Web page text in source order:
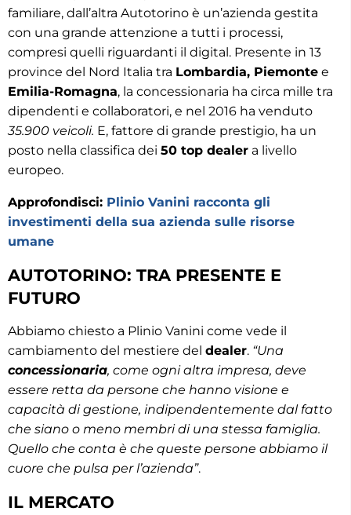
familiare, dall’altra Autotorino è un’azienda gestita
con una grande attenzione a tutti i processi,
compresi quelli riguardanti il digital. Presente in 13
province del Nord Italia tra Lombardia, Piemonte e
Emilia-Romagna, la concessionaria ha circa mille tra
dipendenti e collaboratori, e nel 2016 ha venduto
35.900 veicoli. E, fattore di grande prestigio, ha un
posto nella classifica dei 50 top dealer a livello
europeo.
Approfondisci: Plinio Vanini racconta gli
investimenti della sua azienda sulle risorse
umane
AUTOTORINO: TRA PRESENTE E
FUTURO
Abbiamo chiesto a Plinio Vanini come vede il
cambiamento del mestiere del dealer. “Una
concessionaria, come ogni altra impresa, deve
essere retta da persone che hanno visione e
capacità di gestione, indipendentemente dal fatto
che siano o meno membri di una stessa famiglia.
Quello che conta è che queste persone abbiamo il
cuore che pulsa per l’azienda”.
IL MERCATO